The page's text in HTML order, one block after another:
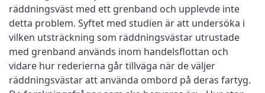
räddningsväst med ett grenband och upplevde inte
detta problem. Syftet med studien är att undersöka i
vilken utsträckning som räddningsvästar utrustade
med grenband används inom handelsflottan och
vidare hur rederierna går tillväga när de väljer
räddningsvästar att använda ombord på deras fartyg.